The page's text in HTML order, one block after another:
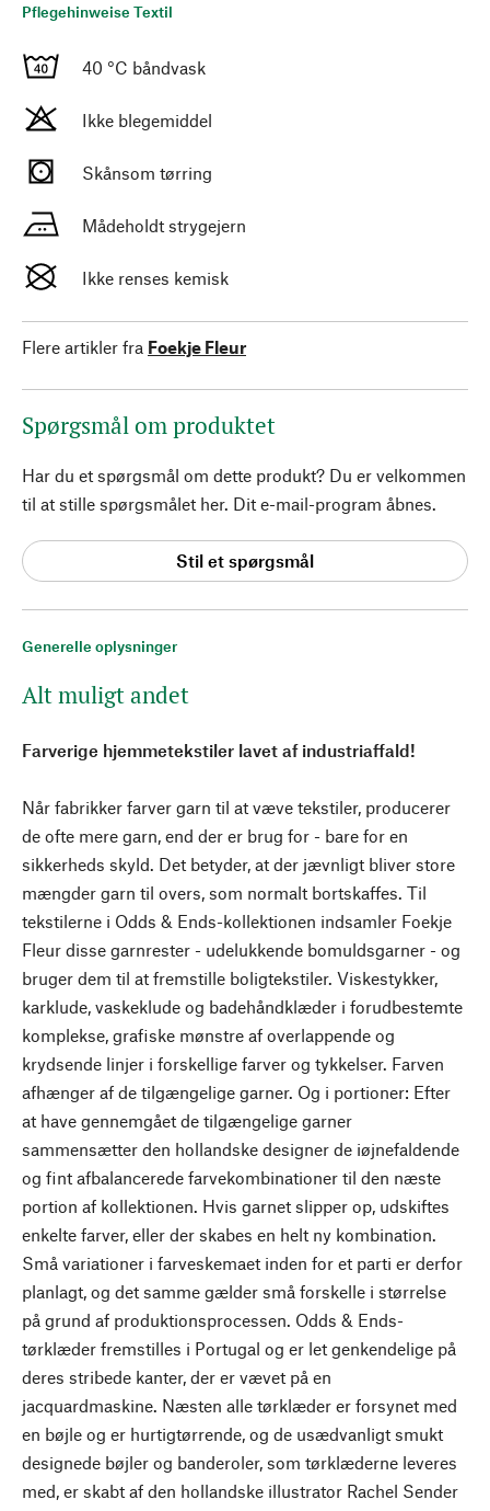
Generelle oplysninger
Alt muligt andet
Farverige hjemmetekstiler lavet af industriaffald!
Når fabrikker farver garn til at væve tekstiler, producerer
de ofte mere garn, end der er brug for - bare for en
sikkerheds skyld. Det betyder, at der jævnligt bliver store
mængder garn til overs, som normalt bortskaffes. Til
tekstilerne i Odds & Ends-kollektionen indsamler Foekje
Fleur disse garnrester - udelukkende bomuldsgarner - og
bruger dem til at fremstille boligtekstiler. Viskestykker,
karklude, vaskeklude og badehåndklæder i forudbestemte
komplekse, grafiske mønstre af overlappende og
krydsende linjer i forskellige farver og tykkelser. Farven
afhænger af de tilgængelige garner. Og i portioner: Efter
at have gennemgået de tilgængelige garner
sammensætter den hollandske designer de iøjnefaldende
og fint afbalancerede farvekombinationer til den næste
portion af kollektionen. Hvis garnet slipper op, udskiftes
enkelte farver, eller der skabes en helt ny kombination.
Små variationer i farveskemaet inden for et parti er derfor
planlagt, og det samme gælder små forskelle i størrelse
på grund af produktionsprocessen. Odds & Ends-
tørklæder fremstilles i Portugal og er let genkendelige på
deres stribede kanter, der er vævet på en
jacquardmaskine. Næsten alle tørklæder er forsynet med
en bøjle og er hurtigtørrende, og de usædvanligt smukt
designede bøjler og banderoler, som tørklæderne leveres
med, er skabt af den hollandske illustrator Rachel Sender
Pflegehinweise Textil
40 °C båndvask
Ikke blegemiddel
Skånsom tørring
Mådeholdt strygejern
Ikke renses kemisk
Flere artikler fra Foekje Fleur
Spørgsmål om produktet
Har du et spørgsmål om dette produkt? Du er velkommen
til at stille spørgsmålet her. Dit e-mail-program åbnes.
Stil et spørgsmål